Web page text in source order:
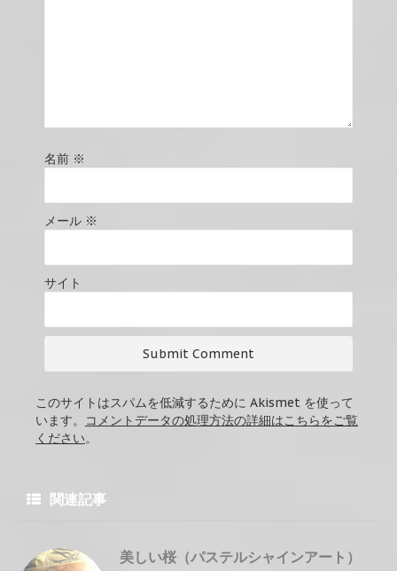
名前 ※
メール ※
サイト
このサイトはスパムを低減するために Akismet を使って
います。
コメントデータの処理方法の詳細はこちらをご覧
ください。
関連記事
美しい桜（パステルシャインアート）